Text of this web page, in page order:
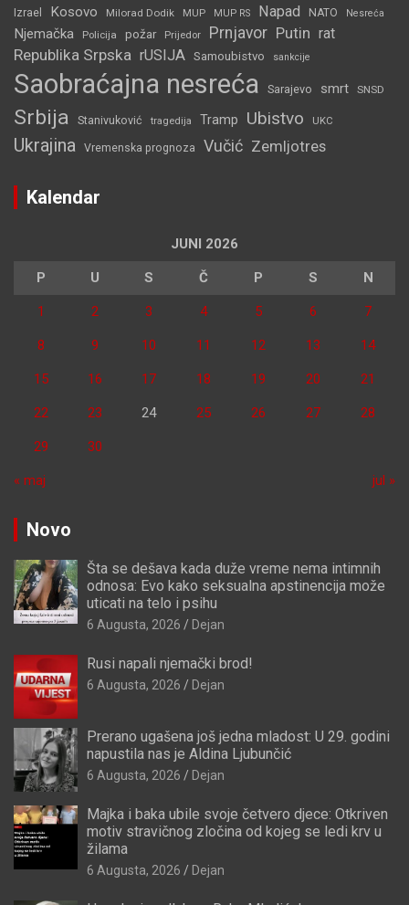
Izrael Kosovo Milorad Dodik MUP MUP RS Napad NATO Nesreća
Njemačka Policija požar Prijedor Prnjavor Putin rat
Republika Srpska rUSIJA Samoubistvo sankcije
Saobraćajna nesreća Sarajevo smrt SNSD
Srbija Stanivuković tragedija Tramp Ubistvo UKC
Ukrajina Vremenska prognoza Vučić Zemljotres
Kalendar
JUNI 2026
P U S Č P S N
1 2 3 4 5 6 7
8 9 10 11 12 13 14
15 16 17 18 19 20 21
22 23 24 25 26 27 28
29 30
« maj jul »
Novo
Šta se dešava kada duže vreme nema intimnih
odnosa: Evo kako seksualna apstinencija može
uticati na telo i psihu
6 Augusta, 2026 Dejan
Rusi napali njemački brod!
6 Augusta, 2026 Dejan
Prerano ugašena još jedna mladost: U 29. godini
napustila nas je Aldina Ljubunčić
6 Augusta, 2026 Dejan
Majka i baka ubile svoje četvero djece: Otkriven
motiv stravičnog zločina od kojeg se ledi krv u
žilama
6 Augusta, 2026 Dejan